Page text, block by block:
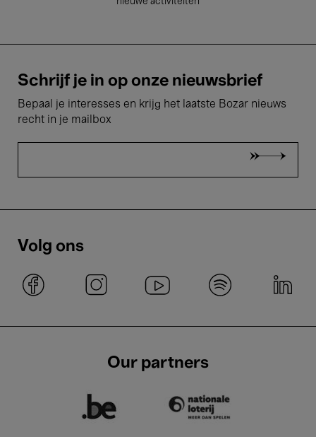
Schrijf je in op onze nieuwsbrief
Bepaal je interesses en krijg het laatste Bozar nieuws
recht in je mailbox
Volg ons
Our partners